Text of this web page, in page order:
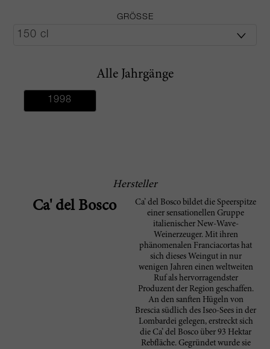
GRÖSSE
Alle Jahrgänge
1998
Hersteller
Ca' del Bosco
Ca’ del Bosco bildet die Speerspitze
einer sensationellen Gruppe
italienischer New-Wave-
Weinerzeuger. Mit ihren
phänomenalen Franciacortas hat
sich dieses Weingut in nur
wenigen Jahren einen weltweiten
Ruf als hervorragendster
Produzent der Region geschaffen.
An den sanften Hügeln von
Brescia südlich des Iseo-Sees in der
Lombardei gelegen, erstreckt sich
die Ca’ del Bosco über 93 Hektar
Rebfläche. Gegründet wurde sie